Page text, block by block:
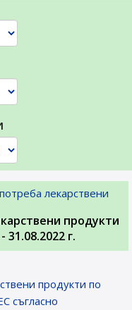
лекарствени
продукти
31.08.2022 г.
продукти по
съгласно